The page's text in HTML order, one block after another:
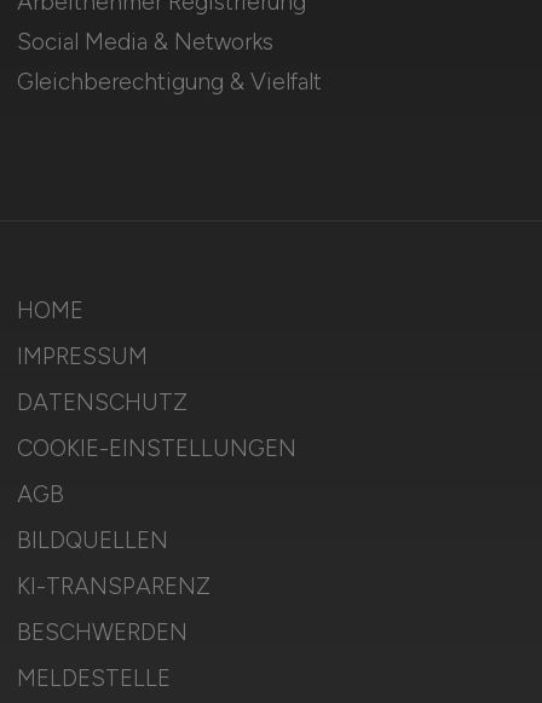
Social Media & Networks
Gleichberechtigung & Vielfalt
HOME
IMPRESSUM
DATENSCHUTZ
COOKIE-EINSTELLUNGEN
AGB
BILDQUELLEN
KI-TRANSPARENZ
BESCHWERDEN
MELDESTELLE